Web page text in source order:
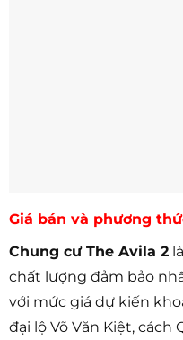
Giá bán và phương
Chung cư The Avila 2
chất lượng đảm bảo
với mức giá dự kiến
đại lộ Võ Văn Kiệt, cách